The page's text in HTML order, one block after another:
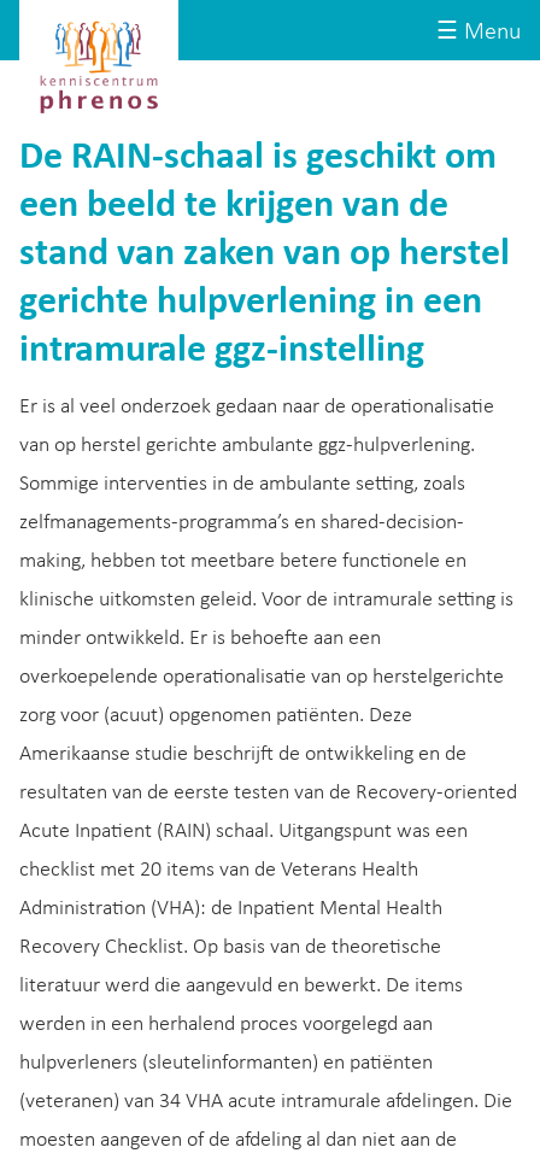
☰ Menu
Kenniscentrum
Phrenos
website
De RAIN-schaal is geschikt om
een beeld te krijgen van de
stand van zaken van op herstel
gerichte hulpverlening in een
intramurale ggz-instelling
Er is al veel onderzoek gedaan naar de operationalisatie
van op herstel gerichte ambulante ggz-hulpverlening.
Sommige interventies in de ambulante setting, zoals
zelfmanagements-programma’s en shared-decision-
making, hebben tot meetbare betere functionele en
klinische uitkomsten geleid. Voor de intramurale setting is
minder ontwikkeld. Er is behoefte aan een
overkoepelende operationalisatie van op herstelgerichte
zorg voor (acuut) opgenomen patiënten. Deze
Amerikaanse studie beschrijft de ontwikkeling en de
resultaten van de eerste testen van de Recovery-oriented
Acute Inpatient (RAIN) schaal. Uitgangspunt was een
checklist met 20 items van de Veterans Health
Administration (VHA): de Inpatient Mental Health
Recovery Checklist. Op basis van de theoretische
literatuur werd die aangevuld en bewerkt. De items
werden in een herhalend proces voorgelegd aan
hulpverleners (sleutelinformanten) en patiënten
(veteranen) van 34 VHA acute intramurale afdelingen. Die
moesten aangeven of de afdeling al dan niet aan de